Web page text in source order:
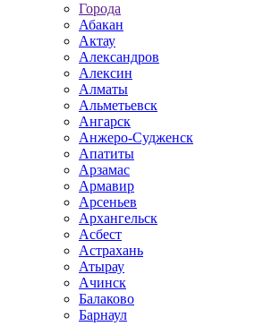
Города
Абакан
Актау
Александров
Алексин
Алматы
Альметьевск
Ангарск
Анжеро-Судженск
Апатиты
Арзамас
Армавир
Арсеньев
Архангельск
Асбест
Астрахань
Атырау
Ачинск
Балаково
Барнаул